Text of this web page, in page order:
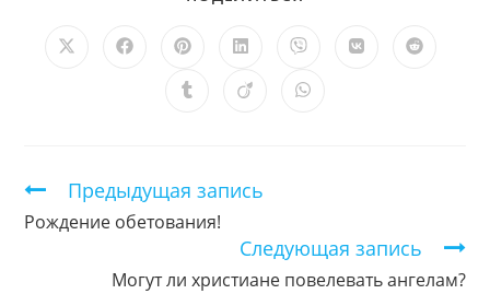
Открывается
Открывается
новом
Открывается
в
новом
Открывается
в
новом
Открывается
в
новом
Открывается
Открывается
ОткрываетсяОткрывается
Продолжить
чтение
Предыдущая запись
Рождение обетования!
Следующая запись
Могут ли христиане повелевать ангелам?